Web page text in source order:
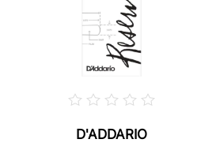
D'ADDARIO